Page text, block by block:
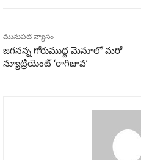
మునుపటి వ్యాసం
జగనన్న గోరుముద్ద మెనూలో మరో
న్యూట్రియెంట్‌ ‘రాగిజావ’